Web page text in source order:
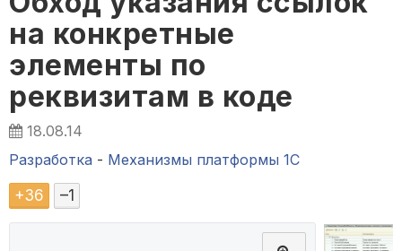
на конкретные
элементы по
реквизитам в коде
18.08.14
Разработка - Механизмы платформы 1С
+36 –1